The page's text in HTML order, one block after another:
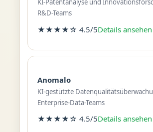
KI-Patentanalyse und
R&D-Teams
★★★★☆ 4.5/5Details
Anomalo
KI-gestützte
Enterprise-Data-Teams
★★★★☆ 4.5/5Details